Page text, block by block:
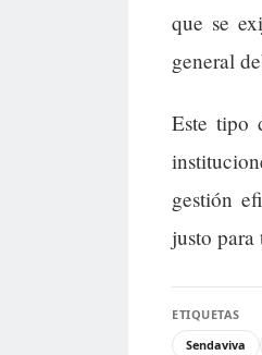
que se
general
Este tipo
gestión
justo para
ETIQUETAS
Sendaviva